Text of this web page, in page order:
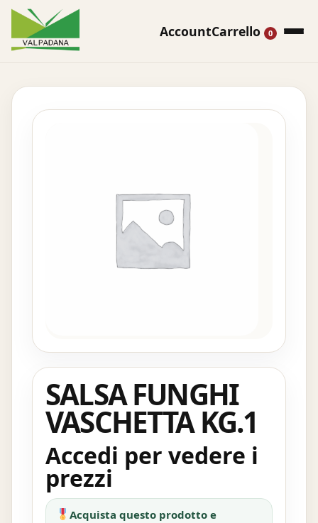
AccountCarrello 0
SALSA FUNGHI
VASCHETTA KG.1
Accedi per vedere i
prezzi
Acquista questo prodotto e